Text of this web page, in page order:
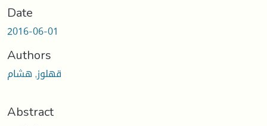
Date
2016-06-01
Authors
قهلوز, هشام
Abstract